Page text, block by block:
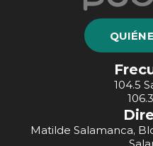
104.5
Matilde Salamanca,